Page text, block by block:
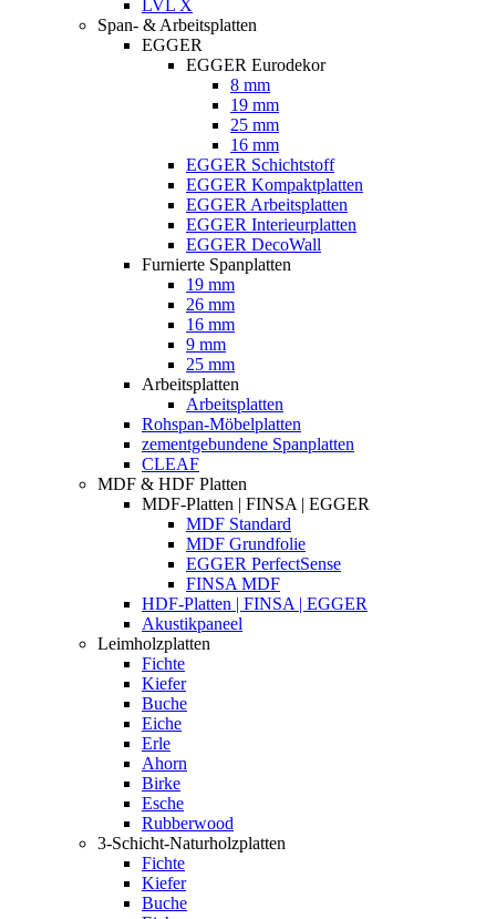
LVL X
Span- & Arbeitsplatten
EGGER
EGGER Eurodekor
8 mm
19 mm
25 mm
16 mm
EGGER Schichtstoff
EGGER Kompaktplatten
EGGER Arbeitsplatten
EGGER Interieurplatten
EGGER DecoWall
Furnierte Spanplatten
19 mm
26 mm
16 mm
9 mm
25 mm
Arbeitsplatten
Arbeitsplatten
Rohspan-Möbelplatten
zementgebundene Spanplatten
CLEAF
MDF & HDF Platten
MDF-Platten | FINSA | EGGER
MDF Standard
MDF Grundfolie
EGGER PerfectSense
FINSA MDF
HDF-Platten | FINSA | EGGER
Akustikpaneel
Leimholzplatten
Fichte
Kiefer
Buche
Eiche
Erle
Ahorn
Birke
Esche
Rubberwood
3-Schicht-Naturholzplatten
Fichte
Kiefer
Buche